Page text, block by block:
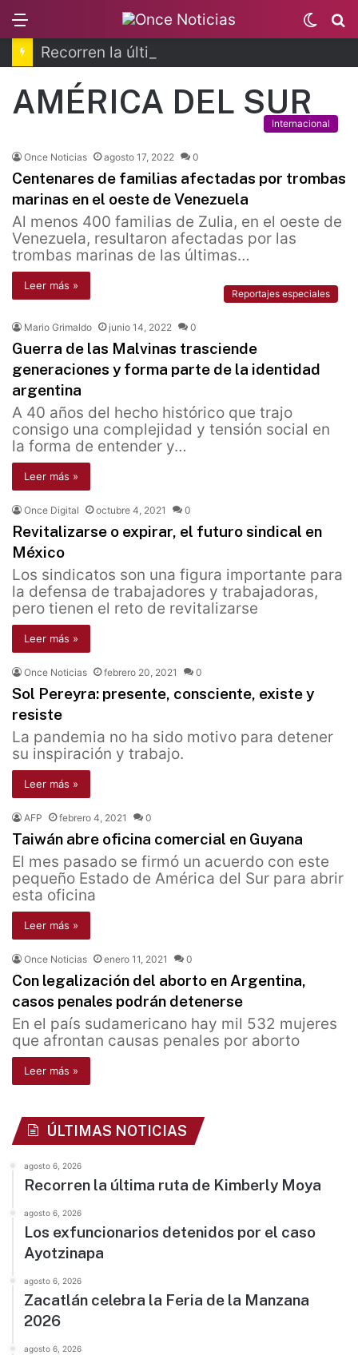
Switch
skin
AMÉRICA DEL SUR
Internacional
Once Noticias agosto 17, 2022 0
Centenares de familias afectadas por trombas
marinas en el oeste de Venezuela
Al menos 400 familias de Zulia, en el oeste de
Venezuela, resultaron afectadas por las
trombas marinas de las últimas…
Leer más »
Reportajes especiales
Mario Grimaldo junio 14, 2022 0
Guerra de las Malvinas trasciende
generaciones y forma parte de la identidad
argentina
A 40 años del hecho histórico que trajo
consigo una complejidad y tensión social en
la forma de entender y…
Leer más »
Once Digital octubre 4, 2021 0
Revitalizarse o expirar, el futuro sindical en
México
Los sindicatos son una figura importante para
la defensa de trabajadores y trabajadoras,
pero tienen el reto de revitalizarse
Leer más »
Once Noticias febrero 20, 2021 0
Sol Pereyra: presente, consciente, existe y
resiste
La pandemia no ha sido motivo para detener
su inspiración y trabajo.
Leer más »
AFP febrero 4, 2021 0
Taiwán abre oficina comercial en Guyana
El mes pasado se firmó un acuerdo con este
pequeño Estado de América del Sur para abrir
esta oficina
Leer más »
Once Noticias enero 11, 2021 0
Con legalización del aborto en Argentina,
casos penales podrán detenerse
En el país sudamericano hay mil 532 mujeres
que afrontan causas penales por aborto
Leer más »
ÚLTIMAS NOTICIAS
agosto 6, 2026
Recorren la última ruta de Kimberly Moya
agosto 6, 2026
Los exfuncionarios detenidos por el caso
Ayotzinapa
agosto 6, 2026
Zacatlán celebra la Feria de la Manzana
2026
agosto 6, 2026